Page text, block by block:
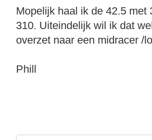
Mopelijk haal ik de 42.5 met
310. Uiteindelijk wil ik dat
overzet naar een midracer /
Phill